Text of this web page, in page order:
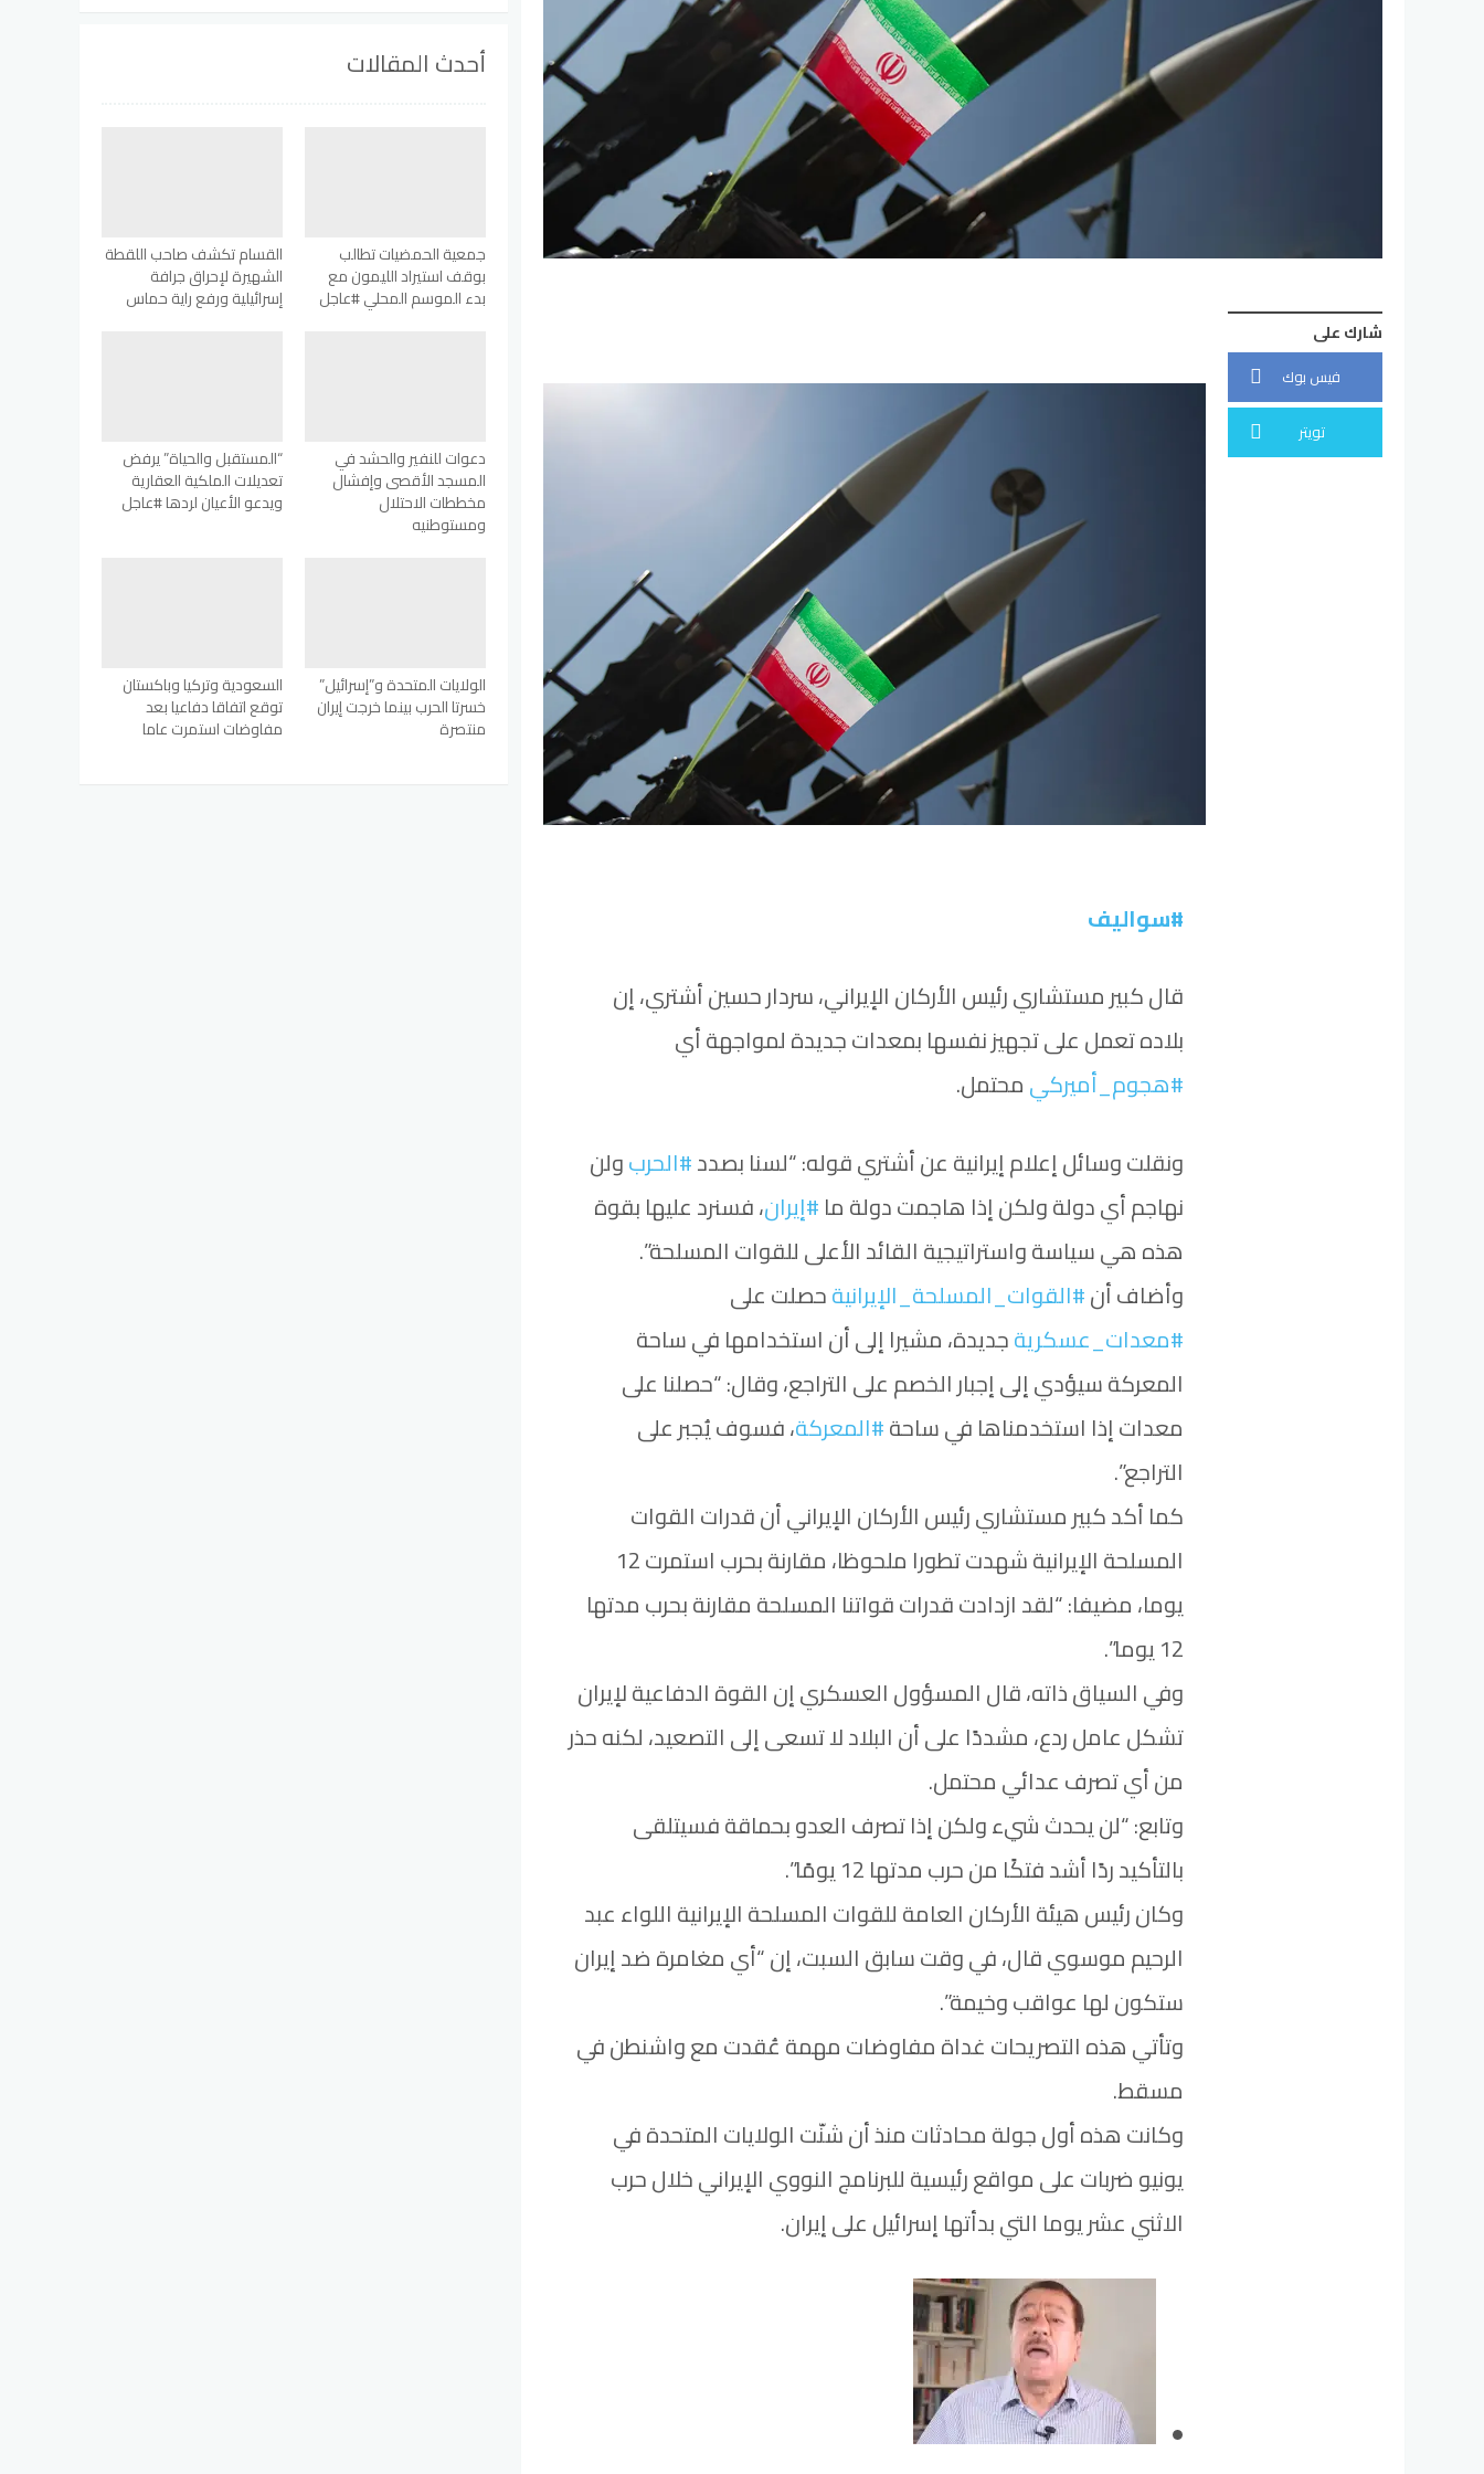
شارك على
فيس بوك
تويتر
#سواليف
قال كبير مستشاري رئيس الأركان الإيراني، سردار حسين أشتري، إن
بلاده تعمل على تجهيز نفسها بمعدات جديدة لمواجهة أي
#هجوم_أميركيمحتمل.
ونقلت وسائل إعلام إيرانية عن أشتري قوله: “لسنا بصدد#الحربولن
نهاجم أي دولة ولكن إذا هاجمت دولة ما#إيران، فسنرد عليها بقوة
هذه هي سياسة واستراتيجية القائد الأعلى للقوات المسلحة”.
وأضاف أن#القوات_المسلحة_الإيرانيةحصلت على
#معدات_عسكريةجديدة، مشيرا إلى أن استخدامها في ساحة
المعركة سيؤدي إلى إجبار الخصم على التراجع، وقال: “حصلنا على
معدات إذا استخدمناها في ساحة#المعركة، فسوف يُجبر على
التراجع”.
كما أكد كبير مستشاري رئيس الأركان الإيراني أن قدرات القوات
المسلحة الإيرانية شهدت تطورا ملحوظا، مقارنة بحرب استمرت 12
يوما، مضيفا: “لقد ازدادت قدرات قواتنا المسلحة مقارنة بحرب مدتها
12 يوما”.
وفي السياق ذاته، قال المسؤول العسكري إن القوة الدفاعية لإيران
تشكل عامل ردع، مشددًا على أن البلاد لا تسعى إلى التصعيد، لكنه حذر
من أي تصرف عدائي محتمل.
وتابع: “لن يحدث شيء ولكن إذا تصرف العدو بحماقة فسيتلقى
بالتأكيد ردًا أشد فتكًا من حرب مدتها 12 يومًا”.
وكان رئيس هيئة الأركان العامة للقوات المسلحة الإيرانية اللواء عبد
الرحيم موسوي قال، في وقت سابق السبت، إن “أي مغامرة ضد إيران
ستكون لها عواقب وخيمة”.
وتأتي هذه التصريحات غداة مفاوضات مهمة عُقدت مع واشنطن في
مسقط.
وكانت هذه أول جولة محادثات منذ أن شنّت الولايات المتحدة في
يونيو ضربات على مواقع رئيسية للبرنامج النووي الإيراني خلال حرب
الاثني عشر يوما التي بدأتها إسرائيل على إيران.
أحدث المقالات
جمعية الحمضيات تطالب
بوقف استيراد الليمون مع
بدء الموسم المحلي #عاجل
القسام تكشف صاحب اللقطة
الشهيرة لإحراق جرافة
إسرائيلية ورفع راية حماس
دعوات للنفير والحشد في
المسجد الأقصى وإفشال
مخططات الاحتلال
ومستوطنيه
“المستقبل والحياة” يرفض
تعديلات الملكية العقارية
ويدعو الأعيان لردها #عاجل
الولايات المتحدة و”إسرائيل”
خسرتا الحرب بينما خرجت إيران
منتصرة
السعودية وتركيا وباكستان
توقع اتفاقا دفاعيا بعد
مفاوضات استمرت عاما